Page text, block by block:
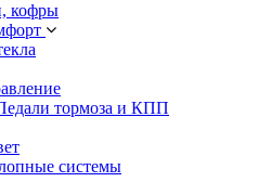
кофры
тормоза и КПП
системы